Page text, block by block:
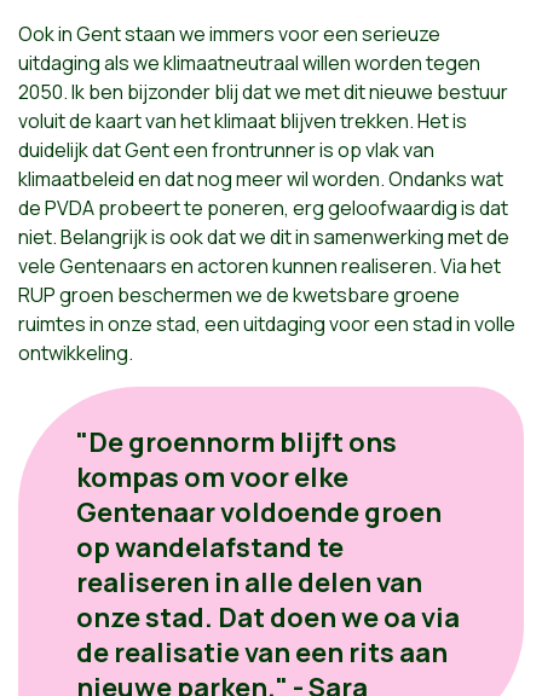
Ook in Gent staan we immers voor een serieuze
uitdaging als we klimaatneutraal willen worden tegen
2050. Ik ben bijzonder blij dat we met dit nieuwe bestuur
voluit de kaart van het klimaat blijven trekken. Het is
duidelijk dat Gent een frontrunner is op vlak van
klimaatbeleid en dat nog meer wil worden. Ondanks wat
de PVDA probeert te poneren, erg geloofwaardig is dat
niet. Belangrijk is ook dat we dit in samenwerking met de
vele Gentenaars en actoren kunnen realiseren. Via het
RUP groen beschermen we de kwetsbare groene
ruimtes in onze stad, een uitdaging voor een stad in volle
ontwikkeling.
"De groennorm blijft ons
kompas om voor elke
Gentenaar voldoende groen
op wandelafstand te
realiseren in alle delen van
onze stad. Dat doen we oa via
de realisatie van een rits aan
nieuwe parken." - Sara